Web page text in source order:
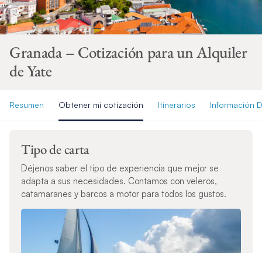
Granada – Cotización para un Alquiler
de Yate
Resumen Obtener mi cotización Itinerarios Información
Tipo de carta
Déjenos saber el tipo de experiencia que mejor se
adapta a sus necesidades. Contamos con veleros,
catamaranes y barcos a motor para todos los gustos.